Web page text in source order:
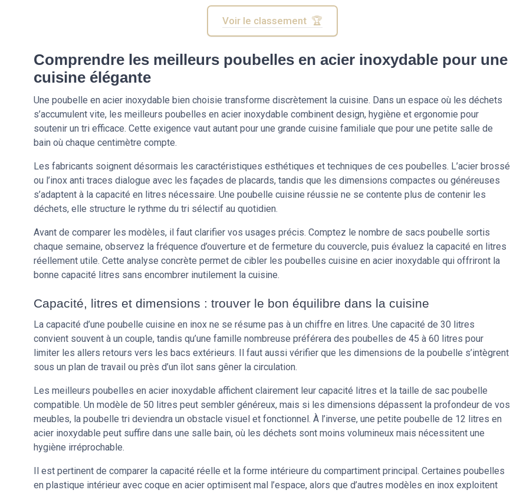
Voir le classement 🏆
Comprendre les meilleurs poubelles en acier inoxydable pour une
cuisine élégante
Une poubelle en acier inoxydable bien choisie transforme discrètement la cuisine. Dans un espace où les déchets
s’accumulent vite, les meilleurs poubelles en acier inoxydable combinent design, hygiène et ergonomie pour
soutenir un tri efficace. Cette exigence vaut autant pour une grande cuisine familiale que pour une petite salle de
bain où chaque centimètre compte.
Les fabricants soignent désormais les caractéristiques esthétiques et techniques de ces poubelles. L’acier brossé
ou l’inox anti traces dialogue avec les façades de placards, tandis que les dimensions compactes ou généreuses
s’adaptent à la capacité en litres nécessaire. Une poubelle cuisine réussie ne se contente plus de contenir les
déchets, elle structure le rythme du tri sélectif au quotidien.
Avant de comparer les modèles, il faut clarifier vos usages précis. Comptez le nombre de sacs poubelle sortis
chaque semaine, observez la fréquence d’ouverture et de fermeture du couvercle, puis évaluez la capacité en litres
réellement utile. Cette analyse concrète permet de cibler les poubelles cuisine en acier inoxydable qui offriront la
bonne capacité litres sans encombrer inutilement la cuisine.
Capacité, litres et dimensions : trouver le bon équilibre dans la cuisine
La capacité d’une poubelle cuisine en inox ne se résume pas à un chiffre en litres. Une capacité de 30 litres
convient souvent à un couple, tandis qu’une famille nombreuse préférera des poubelles de 45 à 60 litres pour
limiter les allers retours vers les bacs extérieurs. Il faut aussi vérifier que les dimensions de la poubelle s’intègrent
sous un plan de travail ou près d’un îlot sans gêner la circulation.
Les meilleurs poubelles en acier inoxydable affichent clairement leur capacité litres et la taille de sac poubelle
compatible. Un modèle de 50 litres peut sembler généreux, mais si les dimensions dépassent la profondeur de vos
meubles, la poubelle tri deviendra un obstacle visuel et fonctionnel. À l’inverse, une petite poubelle de 12 litres en
acier inoxydable peut suffire dans une salle bain, où les déchets sont moins volumineux mais nécessitent une
hygiène irréprochable.
Il est pertinent de comparer la capacité réelle et la forme intérieure du compartiment principal. Certaines poubelles
en plastique intérieur avec coque en acier optimisent mal l’espace, alors que d’autres modèles en inox exploitent